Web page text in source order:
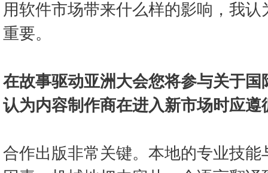
用软件市场带来什么样的影响，我
重要。
在故事驱动亚洲大会您将参与关于
认为内容制作商在进入新市场时应
合作出版非常关键。本地的专业技